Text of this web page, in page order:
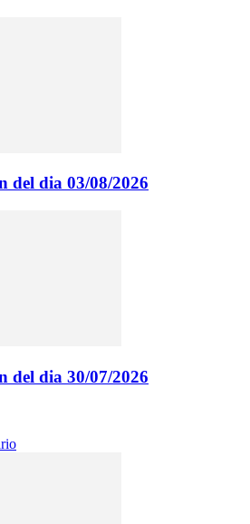
del dia 03/08/2026
del dia 30/07/2026